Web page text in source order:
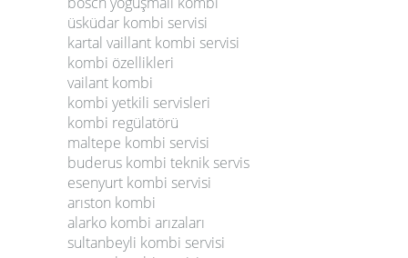
üsküdar kombi servisi
kartal vaillant kombi servisi
kombi özellikleri
vailant kombi
kombi yetkili servisleri
kombi regülatörü
maltepe kombi servisi
buderus kombi teknik servis
esenyurt kombi servisi
arıston kombi
alarko kombi arızaları
sultanbeyli kombi servisi